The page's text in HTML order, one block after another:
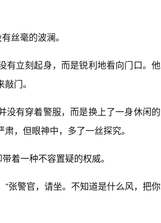
丝毫的波澜。
有立刻起身，而是锐利地看向门口。他
门。
没有穿着警服，而是换上了一身休闲的
，但眼神中，多了一丝探究。
着一种不容置疑的权威。
张警官，请坐。不知道是什么风，把你